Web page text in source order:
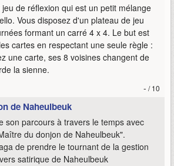
de réflexion qui est un petit mélange
Vous disposez d'un plateau de jeu
formant un carré 4 x 4. Le but est
cartes en respectant une seule règle :
une carte, ses 8 voisines changent de
la sienne.
- / 10
de Naheulbeuk
son parcours à travers le temps avec
du donjon de Naheulbeuk".
de prendre le tournant de la gestion
satirique de Naheulbeuk